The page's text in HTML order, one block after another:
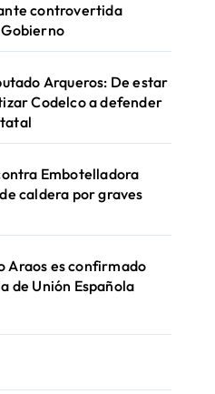
controvertida
Arqueros: De estar
Codelco a defender
Embotelladora
caldera por graves
Araos es confirmado
de Unión Española